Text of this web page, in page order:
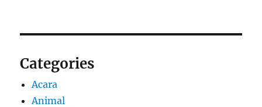
Categories
Acara
Animal